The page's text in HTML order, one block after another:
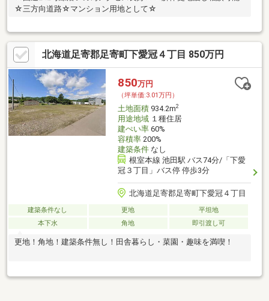
☆三方向道路☆マンション用地として☆
北海道足寄郡足寄町下愛冠４丁目 850万円
850万円
（坪単価:3.01万円）
土地面積934.2m2
用途地域１種住居
建ぺい率60%
容積率200%
建築条件なし
根室本線 池田駅 バス74分/「下愛
冠３丁目」バス停 停歩3分
北海道足寄郡足寄町下愛冠４丁目
建築条件なし 更地
平坦地
本下水
角地 即引渡し可
更地！角地！建築条件無し！田舎暮らし・菜園・趣味を満喫！